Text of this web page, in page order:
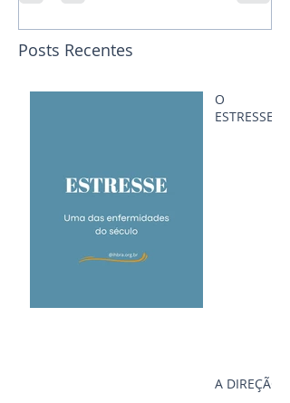
Posts Recentes
O
ESTRESSE
A DIREÇÃO